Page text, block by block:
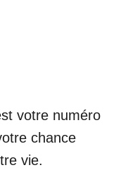
votre numéro
chance
vie.